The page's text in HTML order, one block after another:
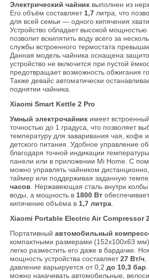
Электрический чайник выполнен из
Его объём составляет 1,7 литра, что
для всей семьи — одного кипячения
Устройство обладает высокой мощностью
позволит вскипятить воду всего за
службы встроенного термостата
Данная модель чайника оснащена
устройство не включится при пустой
предотвращает возможность обжигания
Также девайс автоматически
поднятии чайника.
Xiaomi Smart Kettle 2 Pro
Умный электрочайник имеет
точностью до 1 градуса, что позволяет
температуру для заваривания чая, кофе
детского питания. Удобное управление
благодаря точной индикации
панели или в приложении Mi Home. С
можно управлять чайником
таймер или поддерживая заданную
часов. Нержавеющая сталь внутри колбы
воды, а мощность в 1800 Вт
кипячение объёма в 1,7 литра.
Xiaomi Portable Electric Air Compressor
Портативный автомобильный
компактными размерами (152x100x63
легко разместить его даже в бардачке.
мощность устройства составляет27 Вт/ч,
давление варьируется от 0,2 до 10,3 бар
можно накачивать автомобильные,